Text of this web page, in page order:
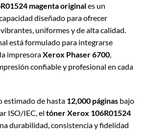
magenta originales un
diseñado para ofrecer
uniformes y de alta calidad.
está formulado para integrarse
impresoraXerox Phaser 6700
confiable y profesional en cada
estimado de hasta 12,000 páginas bajo
ISO/IEC, el tóner Xerox 106R01524
durabilidad, consistencia y fidelidad